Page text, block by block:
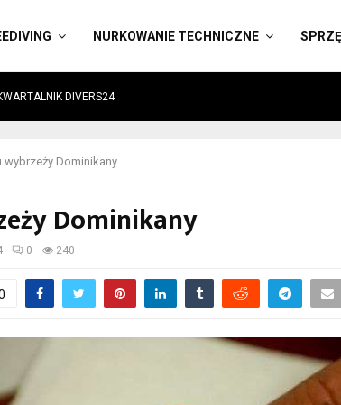
NURKOWANIE TECHNICZNE
DIVERS24
wybrzeży Dominikany
Dominikany
0 240